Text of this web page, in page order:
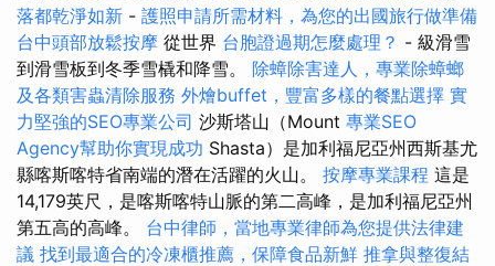
落都乾淨如新 - 護照申請所需材料，為您的出國旅行做準備
台中頭部放鬆按摩 從世界 台胞證過期怎麼處理？ - 級滑雪
到滑雪板到冬季雪橇和降雪。 除蟑除害達人，專業除蟑螂
及各類害蟲清除服務 外燴buffet，豐富多樣的餐點選擇 實
力堅強的SEO專業公司 沙斯塔山（Mount 專業SEO
Agency幫助你實現成功 Shasta）是加利福尼亞州西斯基尤
縣喀斯喀特省南端的潛在活躍的火山。 按摩專業課程 這是
14,179英尺，是喀斯喀特山脈的第二高峰，是加利福尼亞州
第五高的高峰。 台中律師，當地專業律師為您提供法律建
議 找到最適合的冷凍櫃推薦，保障食品新鮮 推拿與整復結